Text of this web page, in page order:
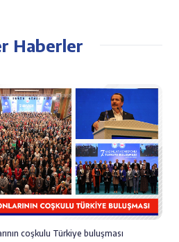
Haberler
coşkulu Türkiye buluşması